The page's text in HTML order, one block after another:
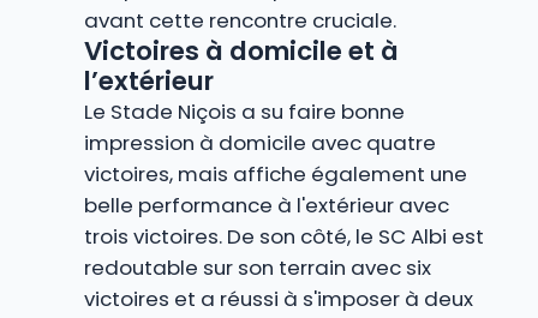
avant cette rencontre cruciale.
Victoires à domicile et à
l’extérieur
Le Stade Niçois a su faire bonne
impression à domicile avec quatre
victoires, mais affiche également une
belle performance à l'extérieur avec
trois victoires. De son côté, le SC Albi est
redoutable sur son terrain avec six
victoires et a réussi à s'imposer à deux